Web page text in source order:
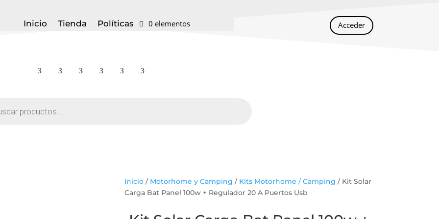
Inicio Tienda Políticas 0 elementos Acceder
Inicio/ Motorhome y Camping / Kits Motorhome / Camping / Kit Solar
Carga Bat Panel 100w + Regulador 20 A Puertos Usb